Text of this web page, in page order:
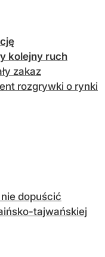
kolejny ruch
zakaz
rozgrywki o rynki
dopuścić
tajwańskiej